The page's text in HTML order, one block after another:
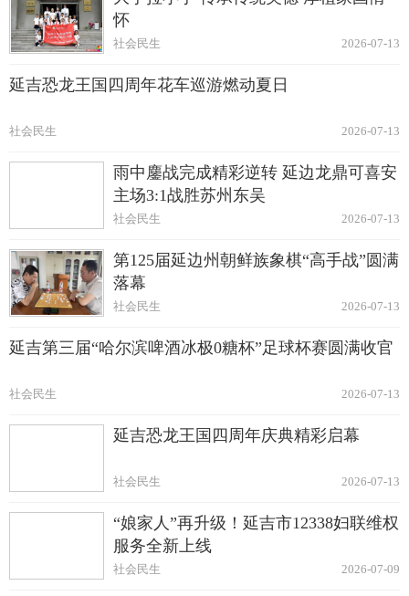
怀
2026-07-13
社会民生
延吉恐龙王国四周年花车巡游燃动夏日
2026-07-13
社会民生
雨中鏖战完成精彩逆转 延边龙鼎可喜安
主场3:1战胜苏州东吴
2026-07-13
社会民生
第125届延边州朝鲜族象棋“高手战”圆满
落幕
2026-07-13
社会民生
延吉第三届“哈尔滨啤酒冰极0糖杯”足球杯赛圆满收官
2026-07-13
社会民生
延吉恐龙王国四周年庆典精彩启幕
2026-07-13
社会民生
“娘家人”再升级！延吉市12338妇联维权
服务全新上线
2026-07-09
社会民生